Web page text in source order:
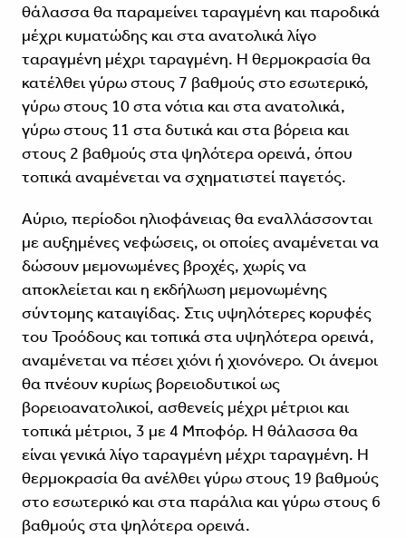
θάλασσα θα παραμείνει ταραγμένη και παροδικά
μέχρι κυματώδης και στα ανατολικά λίγο
ταραγμένη μέχρι ταραγμένη. Η θερμοκρασία θα
κατέλθει γύρω στους 7 βαθμούς στο εσωτερικό,
γύρω στους 10 στα νότια και στα ανατολικά,
γύρω στους 11 στα δυτικά και στα βόρεια και
στους 2 βαθμούς στα ψηλότερα ορεινά, όπου
τοπικά αναμένεται να σχηματιστεί παγετός.
Αύριο, περίοδοι ηλιοφάνειας θα εναλλάσσονται
με αυξημένες νεφώσεις, οι οποίες αναμένεται να
δώσουν μεμονωμένες βροχές, χωρίς να
αποκλείεται και η εκδήλωση μεμονωμένης
σύντομης καταιγίδας. Στις υψηλότερες κορυφές
του Τροόδους και τοπικά στα υψηλότερα ορεινά,
αναμένεται να πέσει χιόνι ή χιονόνερο. Οι άνεμοι
θα πνέουν κυρίως βορειοδυτικοί ως
βορειοανατολικοί, ασθενείς μέχρι μέτριοι και
τοπικά μέτριοι, 3 με 4 Μποφόρ. Η θάλασσα θα
είναι γενικά λίγο ταραγμένη μέχρι ταραγμένη. Η
θερμοκρασία θα ανέλθει γύρω στους 19 βαθμούς
στο εσωτερικό και στα παράλια και γύρω στους 6
βαθμούς στα ψηλότερα ορεινά.